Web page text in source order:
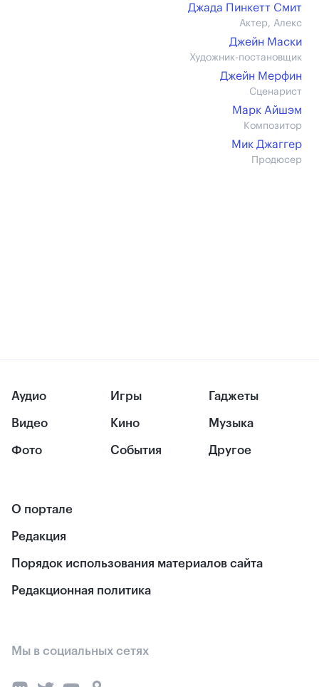
Джада Пинкетт Смит
Актер, Алекс
Джейн Маски
Художник-постановщик
Джейн Мерфин
Сценарист
Марк Айшэм
Композитор
Мик Джаггер
Продюсер
Аудио
Видео
Фото
Игры
Кино
События
Гаджеты
Музыка
Другое
О портале
Редакция
Порядок использования материалов сайта
Редакционная политика
Мы в социальных сетях